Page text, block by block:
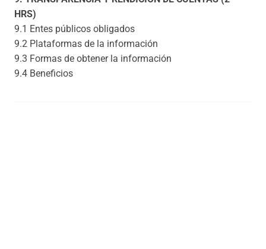
HRS)
9.1 Entes públicos obligados
9.2 Plataformas de la información
9.3 Formas de obtener la información
9.4 Beneficios